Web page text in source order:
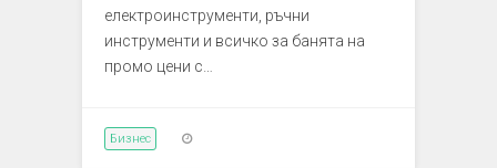
електроинструменти, ръчни
инструменти и всичко за банята на
промо цени с…
Бизнес